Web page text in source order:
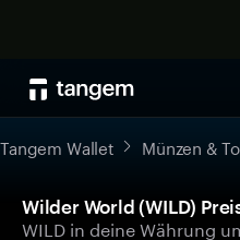
Tangem Wallet Münzen &
Wilder World (WILD)
WILD in deine Währung